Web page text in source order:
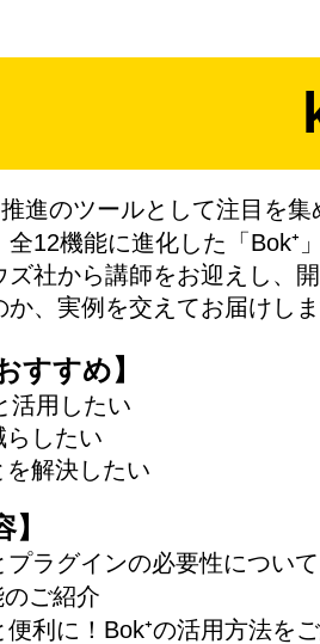
進のツールとして注目を
12機能に進化した「Bok⁺
ズ社から講師をお迎えし、
、実例を交えてお届けしま
すすめ】
活用したい
らしたい
を解決したい
プラグインの必要性について
のご紹介
便利に！Bok⁺の活用方法を